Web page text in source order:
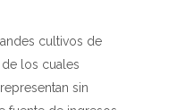
cultivos de
los cuales
sin